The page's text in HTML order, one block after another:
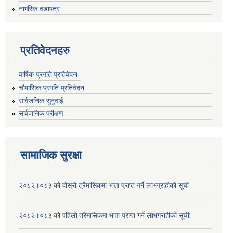
नागरिक वडापत्र
प्रतिवेदनहरु
वार्षिक प्रगति प्रतिवेदन
चौमासिक प्रगति प्रतिवेदन
सार्वजनिक सुनुवाई
सार्वजनिक परीक्षण
सामाजिक सुरक्षा
२०८२।०८३ को दोस्रो त्रैमासिकमा भत्ता प्राप्‍त गर्ने लाभग्राहीको सूची
२०८२।०८३ को पहिलो त्रैमासिकमा भत्ता प्राप्‍त गर्ने लाभग्राहीको सूची